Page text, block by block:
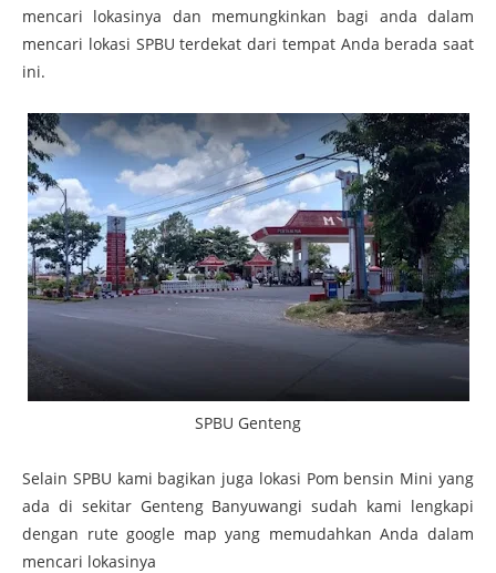
mencari lokasinya dan memungkinkan bagi anda dalam
mencari lokasi SPBU terdekat dari tempat Anda berada saat
ini.
SPBU Genteng
Selain SPBU kami bagikan juga lokasi Pom bensin Mini yang
ada di sekitar Genteng Banyuwangi sudah kami lengkapi
dengan rute google map yang memudahkan Anda dalam
mencari lokasinya